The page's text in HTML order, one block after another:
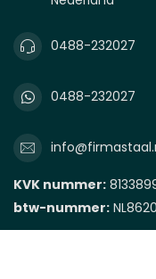
0488-232027
0488-232027
KVK nummer:
btw-nummer: